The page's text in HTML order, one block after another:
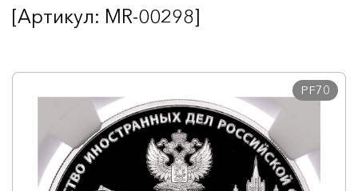
[Артикул: MR-00298]
PF70